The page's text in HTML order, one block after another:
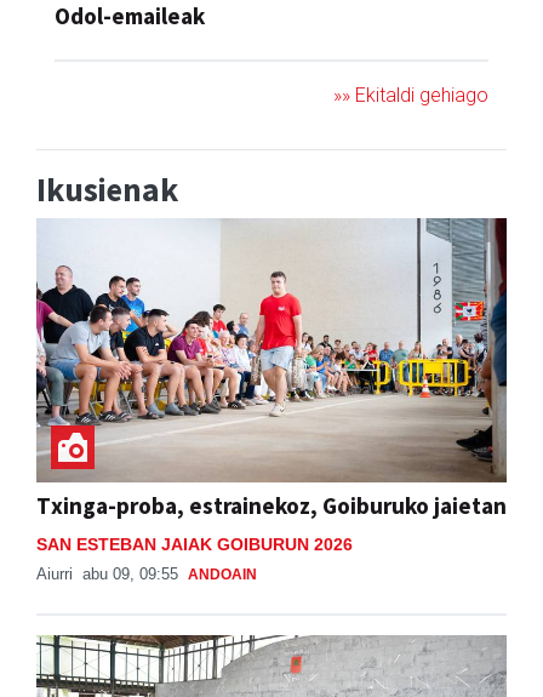
Odol-emaileak
»» Ekitaldi gehiago
Ikusienak
Txinga-proba, estrainekoz, Goiburuko jaietan
SAN ESTEBAN JAIAK GOIBURUN 2026
Aiurri abu 09, 09:55 ANDOAIN